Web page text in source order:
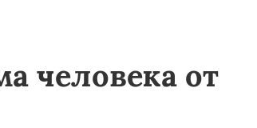
человека от